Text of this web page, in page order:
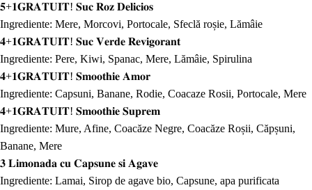
𝟓+𝟏𝐆𝐑𝐀𝐓𝐔𝐈𝐓! 𝐒𝐮𝐜 𝐑𝐨𝐳 𝐃𝐞𝐥𝐢𝐜𝐢𝐨𝐬
Ingrediente: Mere, Morcovi, Portocale, Sfeclă roșie, Lămâie
𝟒+𝟏𝐆𝐑𝐀𝐓𝐔𝐈𝐓! 𝐒𝐮𝐜 𝐕𝐞𝐫𝐝𝐞 𝐑𝐞𝐯𝐢𝐠𝐨𝐫𝐚𝐧𝐭
Ingrediente: Pere, Kiwi, Spanac, Mere, Lămâie, Spirulina
𝟒+𝟏𝐆𝐑𝐀𝐓𝐔𝐈𝐓! 𝐒𝐦𝐨𝐨𝐭𝐡𝐢𝐞 𝐀𝐦𝐨𝐫
Ingrediente: Capsuni, Banane, Rodie, Coacaze Rosii, Portocale, Mere
𝟒+𝟏𝐆𝐑𝐀𝐓𝐔𝐈𝐓! 𝐒𝐦𝐨𝐨𝐭𝐡𝐢𝐞 𝐒𝐮𝐩𝐫𝐞𝐦
Ingrediente: Mure, Afine, Coacăze Negre, Coacăze Roșii, Căpșuni,
Banane, Mere
𝟑 𝐋𝐢𝐦𝐨𝐧𝐚𝐝𝐚 𝐜𝐮 𝐂𝐚𝐩𝐬𝐮𝐧𝐞 𝐬𝐢 𝐀𝐠𝐚𝐯𝐞
Ingrediente: Lamai, Sirop de agave bio, Capsune, apa purificata